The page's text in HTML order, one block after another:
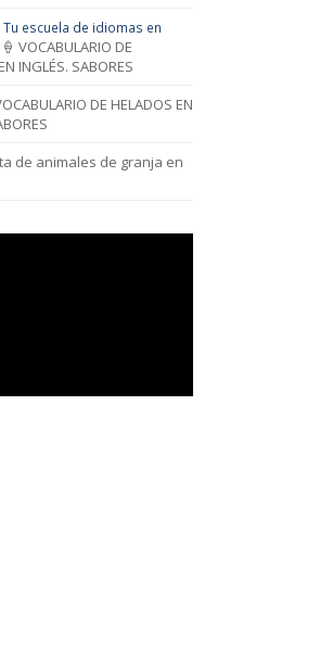
Tu escuela de idiomas en
🍦 VOCABULARIO DE
INGLÉS. SABORES
DE HELADOS EN
de animales de granja en